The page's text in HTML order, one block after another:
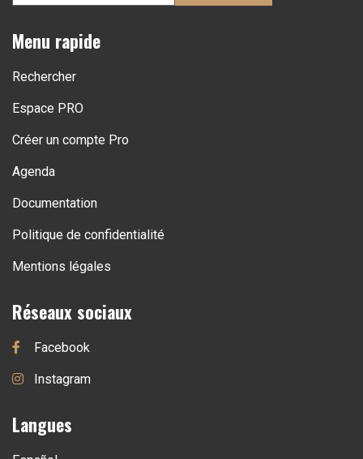
Menu rapide
Rechercher
Espace PRO
Créer un compte Pro
Agenda
Documentation
Politique de confidentialité
Mentions légales
Réseaux sociaux
Facebook
Instagram
Langues